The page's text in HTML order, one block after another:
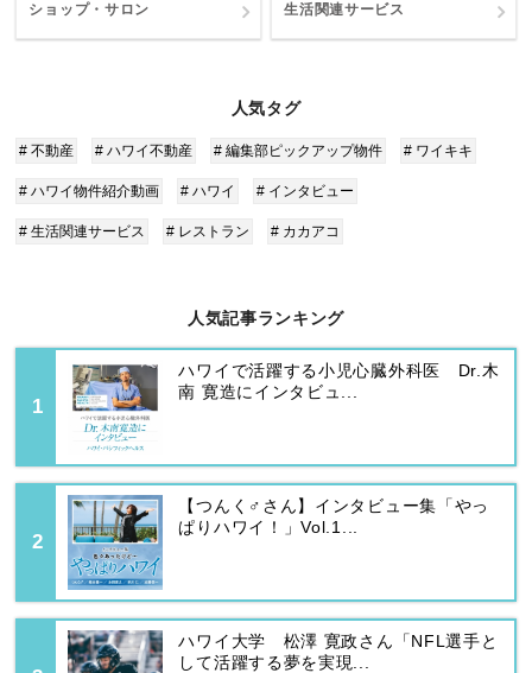
ショップ・サロン 生活関連サービス
人気タグ
# 不動産 # ハワイ不動産 # 編集部ピックアップ物件 # ワイキキ
# ハワイ物件紹介動画 # ハワイ # インタビュー
# 生活関連サービス # レストラン # カカアコ
人気記事ランキング
ハワイで活躍する小児心臓外科医 Dr.木
南 寛造にインタビュ...
【つんく♂さん】インタビュー集「やっ
ぱりハワイ！」Vol.1...
ハワイ大学 松澤 寛政さん「NFL選手と
して活躍する夢を実現...